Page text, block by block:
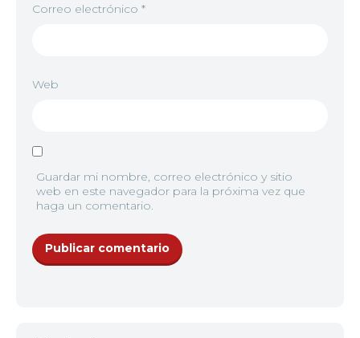
Correo electrónico *
Web
Guardar mi nombre, correo electrónico y sitio
web en este navegador para la próxima vez que
haga un comentario.